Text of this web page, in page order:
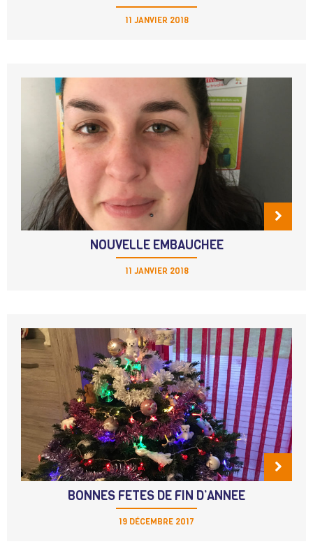
11 JANVIER 2018
NOUVELLE EMBAUCHEE
11 JANVIER 2018
BONNES FETES DE FIN D’ANNEE
19 DÉCEMBRE 2017